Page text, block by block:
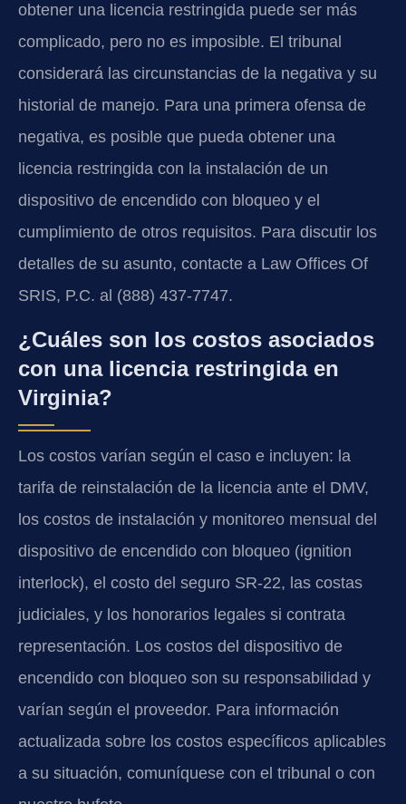
obtener una licencia restringida puede ser más
complicado, pero no es imposible. El tribunal
considerará las circunstancias de la negativa y su
historial de manejo. Para una primera ofensa de
negativa, es posible que pueda obtener una
licencia restringida con la instalación de un
dispositivo de encendido con bloqueo y el
cumplimiento de otros requisitos. Para discutir los
detalles de su asunto, contacte a Law Offices Of
SRIS, P.C. al (888) 437-7747.
¿Cuáles son los costos asociados
con una licencia restringida en
Virginia?
Los costos varían según el caso e incluyen: la
tarifa de reinstalación de la licencia ante el DMV,
los costos de instalación y monitoreo mensual del
dispositivo de encendido con bloqueo (ignition
interlock), el costo del seguro SR-22, las costas
judiciales, y los honorarios legales si contrata
representación. Los costos del dispositivo de
encendido con bloqueo son su responsabilidad y
varían según el proveedor. Para información
actualizada sobre los costos específicos aplicables
a su situación, comuníquese con el tribunal o con